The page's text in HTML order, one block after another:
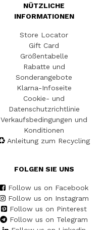
NÜTZLICHE
INFORMATIONEN
Store Locator
Gift Card
Größentabelle
Rabatte und
Sonderangebote
Klarna-Infoseite
Cookie- und
Datenschutzrichtlinie
Verkaufsbedingungen und
Konditionen
Anleitung zum Recycling
FOLGEN SIE UNS
Follow us on Facebook
Follow us on Instagram
Follow us on Pinterest
Follow us on Telegram